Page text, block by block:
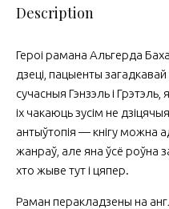
Description
Героі рамана Альгерда
дзеці, пацыенты
сучасныя Гэнзэль і
іх чакаюць зусім не
антыўтопія — кнігу можна
жанраў, але яна ўсё роўна
хто жыве тут і цяпер.
Раман перакладзены на